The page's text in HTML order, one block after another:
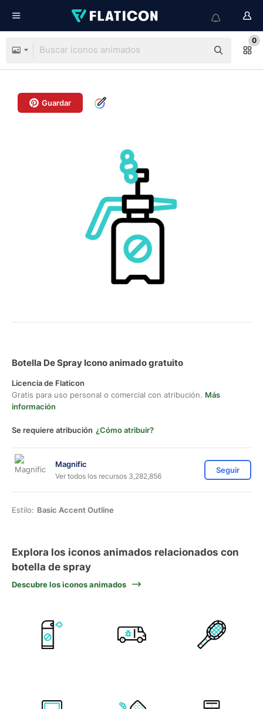
0
Guardar
Botella De Spray Icono animado gratuito
Licencia de Flaticon
Gratis para uso personal o comercial con atribución. Más
información
Se requiere atribución ¿Cómo atribuir?
Magnific
Ver todos los recursos 3,282,856
Seguir
Estilo: Basic Accent Outline
Explora los iconos animados relacionados con
botella de spray
Descubre los iconos animados